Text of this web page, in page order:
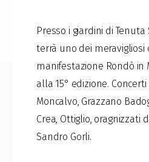
Presso i giardini di
terrà uno dei meravigliosi
manifestazione Rondò in
alla 15° edizione.
Moncalvo, Grazzano
Crea, Ottiglio, oragnizzati
Sandro Gorli.